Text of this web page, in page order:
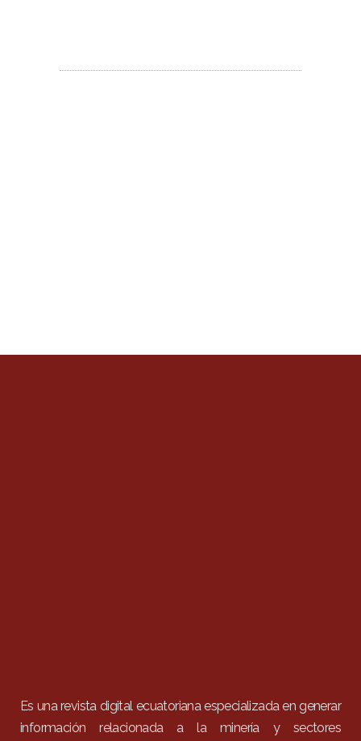
Es una revista digital ecuatoriana especializada en generar
información relacionada a la minería y sectores